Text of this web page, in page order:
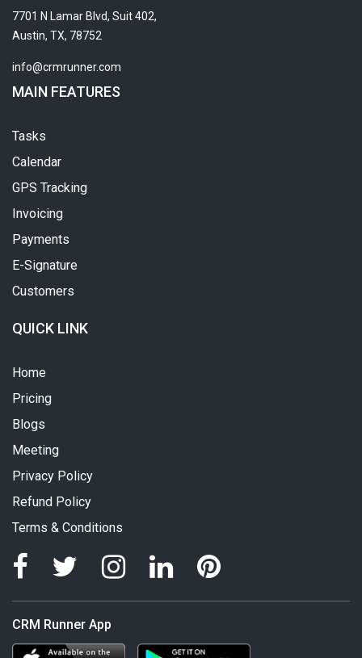
7701 N Lamar Blvd, Suit 402,
Austin, TX, 78752
info@crmrunner.com
MAIN FEATURES
Tasks
Calendar
GPS Tracking
Invoicing
Payments
E-Signature
Customers
QUICK LINK
Home
Pricing
Blogs
Meeting
Privacy Policy
Refund Policy
Terms & Conditions
CRM Runner App